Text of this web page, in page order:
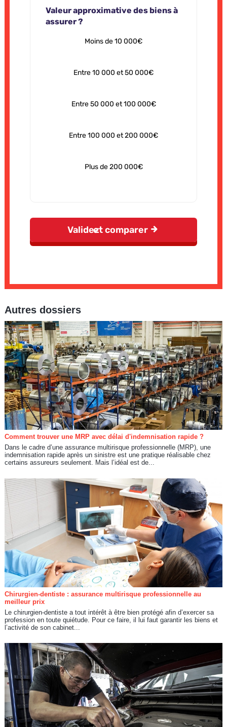
Autres dossiers
Comment trouver une MRP avec délai d'indemnisation rapide ?
Dans le cadre d’une assurance multirisque professionnelle (MRP), une
indemnisation rapide après un sinistre est une pratique réalisable chez
certains assureurs seulement. Mais l’idéal est de...
Chirurgien-dentiste : assurance multirisque professionnelle au
meilleur prix
Le chirurgien-dentiste a tout intérêt à être bien protégé afin d’exercer sa
profession en toute quiétude. Pour ce faire, il lui faut garantir les biens et
l’activité de son cabinet...